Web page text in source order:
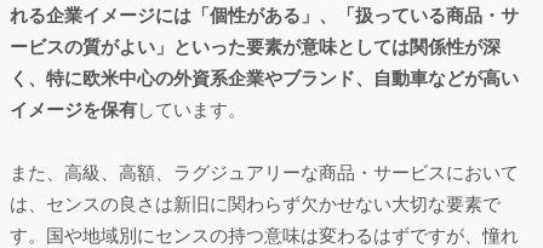
れる企業イメージには「個性がある」、「扱っている商品・サ
ービスの質がよい」といった要素が意味としては関係性が深
く、特に欧米中心の外資系企業やブランド、自動車などが高い
イメージを保有しています。
また、高級、高額、ラグジュアリーな商品・サービスにおいて
は、センスの良さは新旧に関わらず欠かせない大切な要素で
す。国や地域別にセンスの持つ意味は変わるはずですが、憧れ